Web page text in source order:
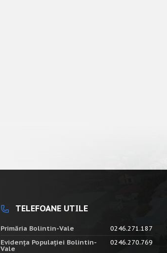
TELEFOANE UTILE
Primăria Bolintin-Vale
0246.271.187
Evidența Populației Bolintin-
Vale
0246.270.769